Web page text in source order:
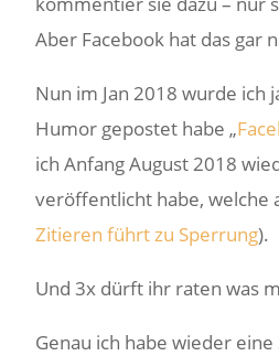
Aber Facebook hat das gar
Nun im Jan 2018 wurde ich
Humor gepostet habe „
ich Anfang August 2018
veröffentlicht habe, welche
Zitieren führt zu Sperrung).
Und 3x dürft ihr raten was
Genau ich habe wieder